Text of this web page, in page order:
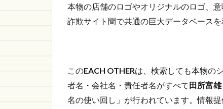
さい
本物の店舗のロゴやオリジナルのロゴ、
詐欺サイト間で共通の巨大データベースを
このEACH OTHERは、検索しても本物の
者名・会社名・責任者名がすべて田所富雄
名の使い回し」が行われています。情報